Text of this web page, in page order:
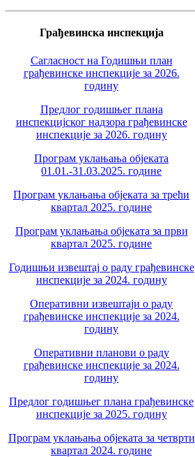
Грађевинска инспекција
Сагласност на Годишњи план
грађевинске инспекције за 2026.
годину
Предлог годишњег плана
инспекцијског надзора грађевинске
инспекције за 2026. годину
Програм уклањања објеката
01.01.-31.03.2025. године
Програм уклањања објеката за трећи
квартал 2025. године
Програм уклањања објеката за први
квартал 2025. године
Годишњи извештај о раду грађевинске
инспекције за 2024. годину
Оперативни извештаји о раду
грађевинске инспекције за 2024.
годину
Оперативни планови о раду
грађевинске инспекције за 2024.
годину
Предлог годишњег плана грађевинске
инспекције за 2025. годину
Програм уклањања објеката за четврти
квартал 2024. године